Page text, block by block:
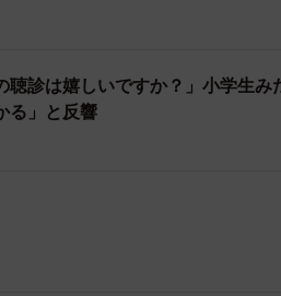
聴診は嬉しいですか？」小学生み
る」と反響